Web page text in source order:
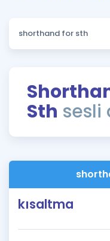
ÖSYM Sınav
Kampanyalar
İngilizce Gramer
Sth sesli
kısaltma